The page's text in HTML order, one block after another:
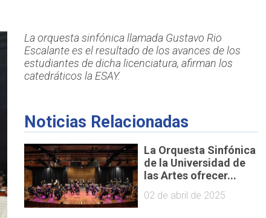
La orquesta sinfónica llamada Gustavo Rio
Escalante es el resultado de los avances de los
estudiantes de dicha licenciatura, afirman los
catedráticos la ESAY.
Noticias Relacionadas
La Orquesta Sinfónica
de la Universidad de
las Artes ofrecer...
02 de abril de 2025